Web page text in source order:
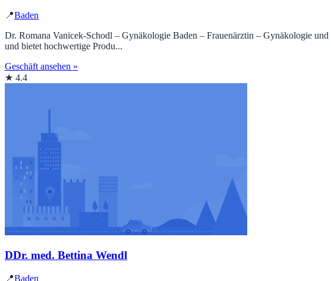
📍Baden
Dr. Romana Vanicek-Schodl – Gynäkologie Baden – Frauenärztin – Gynäkologie
und bietet hochwertige Produ...
Geschäft ansehen »
★ 4.4
DDr. med. Bettina Wendl
📍Baden